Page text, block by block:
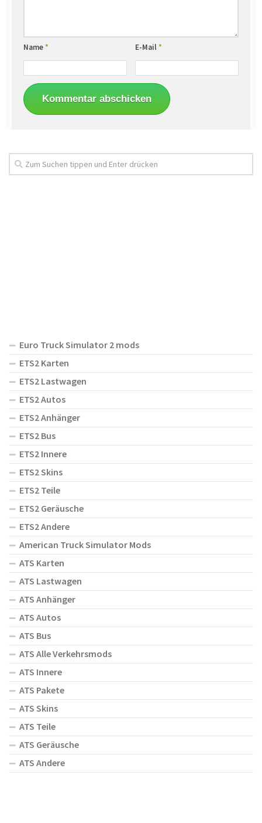
Name* E-Mail*
Euro Truck Simulator 2 mods
ETS2 Karten
ETS2 Lastwagen
ETS2 Autos
ETS2 Anhänger
ETS2 Bus
ETS2 Innere
ETS2 Skins
ETS2 Teile
ETS2 Geräusche
ETS2 Andere
American Truck Simulator Mods
ATS Karten
ATS Lastwagen
ATS Anhänger
ATS Autos
ATS Bus
ATS Alle Verkehrsmods
ATS Innere
ATS Pakete
ATS Skins
ATS Teile
ATS Geräusche
ATS Andere